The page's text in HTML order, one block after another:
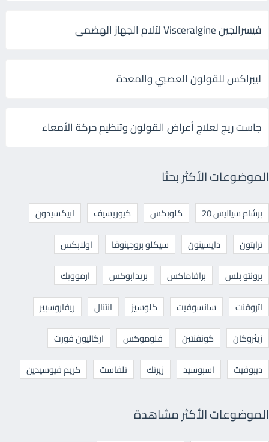
فيسرالجين Visceralgine لآلام الجهاز الهضمى
ليبراكس للقولون العصبي والمعدة
جاست ريج لعلاج أعراض القولون وتنظيم حركة الأمعاء
الموضوعات الأكثر بحثا
برشام سياليس 20 كلوبكس كيوريسيف
ابيكسيدون
ترايتون
دايسينون سيكلو بروجينوفا
اولابكس
برونتو بلس
برافاماكس بريدابوكس
ارموويك
اتروفنت
سانسوفيت كلوسيز انتنال
ريفاروسبير
زيثروكان
كونفنتين فلوموكس
اركاليون فورت
ديبوفيت
اسبوسيد زيرتك تلفاست كريم فيوسيدين
الموضوعات الأكثر مشاهدة